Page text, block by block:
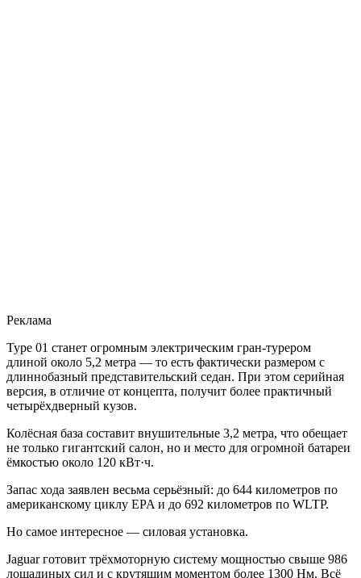
Реклама
Type 01 станет огромным электрическим гран-турером
длиной около 5,2 метра — то есть фактически размером с
длиннобазный представительский седан. При этом серийная
версия, в отличие от концепта, получит более практичный
четырёхдверный кузов.
Колёсная база составит внушительные 3,2 метра, что обещает
не только гигантский салон, но и место для огромной батареи
ёмкостью около 120 кВт·ч.
Запас хода заявлен весьма серьёзный: до 644 километров по
американскому циклу EPA и до 692 километров по WLTP.
Но самое интересное — силовая установка.
Jaguar готовит трёхмоторную систему мощностью свыше 986
лошадиных сил и с крутящим моментом более 1300 Нм. Всё